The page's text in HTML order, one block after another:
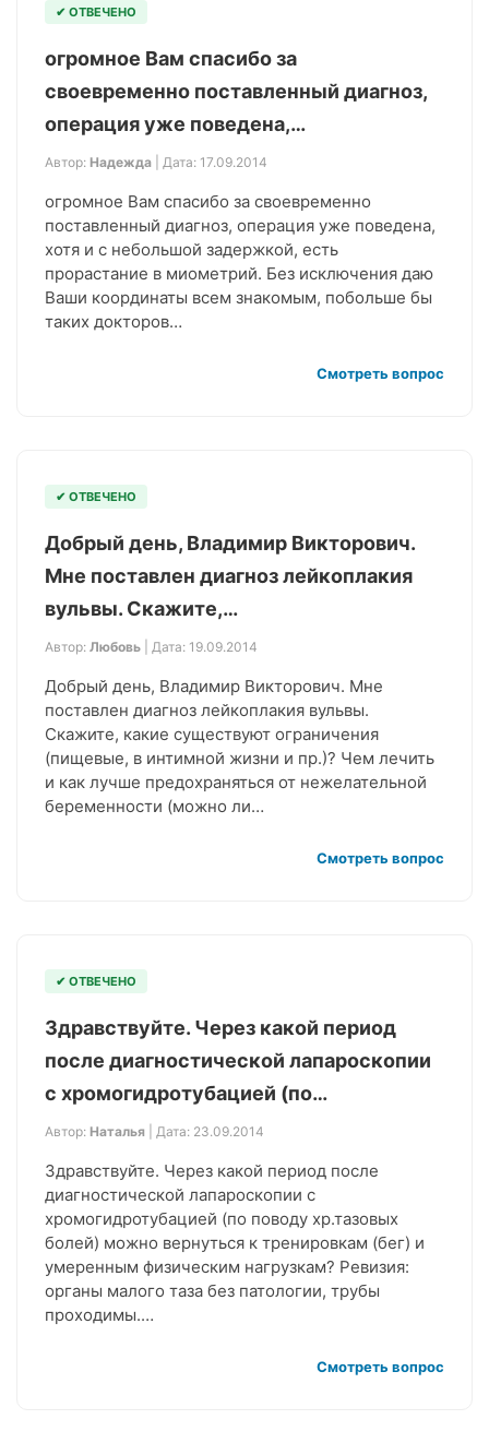
✔ ОТВЕЧЕНО
огромное Вам спасибо за
своевременно поставленный диагноз,
операция уже поведена,…
Автор: Надежда | Дата: 17.09.2014
огромное Вам спасибо за своевременно
поставленный диагноз, операция уже поведена,
хотя и с небольшой задержкой, есть
прорастание в миометрий. Без исключения даю
Ваши координаты всем знакомым, побольше бы
таких докторов…
Смотреть вопрос
✔ ОТВЕЧЕНО
Добрый день, Владимир Викторович.
Мне поставлен диагноз лейкоплакия
вульвы. Скажите,…
Автор: Любовь | Дата: 19.09.2014
Добрый день, Владимир Викторович. Мне
поставлен диагноз лейкоплакия вульвы.
Скажите, какие существуют ограничения
(пищевые, в интимной жизни и пр.)? Чем лечить
и как лучше предохраняться от нежелательной
беременности (можно ли…
Смотреть вопрос
✔ ОТВЕЧЕНО
Здравствуйте. Через какой период
после диагностической лапароскопии
с хромогидротубацией (по…
Автор: Наталья | Дата: 23.09.2014
Здравствуйте. Через какой период после
диагностической лапароскопии с
хромогидротубацией (по поводу хр.тазовых
болей) можно вернуться к тренировкам (бег) и
умеренным физическим нагрузкам? Ревизия:
органы малого таза без патологии, трубы
проходимы.…
Смотреть вопрос